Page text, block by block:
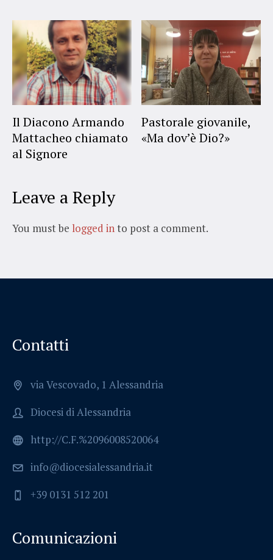
Il Diacono Armando
Mattacheo chiamato
al Signore
Pastorale giovanile,
«Ma dov’è Dio?»
Leave a Reply
You must be logged in to post a comment.
Contatti
via Vescovado, 1 Alessandria
Diocesi di Alessandria
http://C.F.%2096008520064
info@diocesialessandria.it
+39 0131 512 201
Comunicazioni